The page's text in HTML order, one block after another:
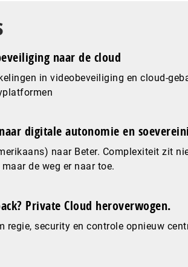
naar de cloud
in videobeveiliging en cloud-
digitale autonomie en
naar Beter. Complexiteit zit
maar de weg er naar toe.
Private Cloud heroverwogen.
regie, security en controle opnieuw